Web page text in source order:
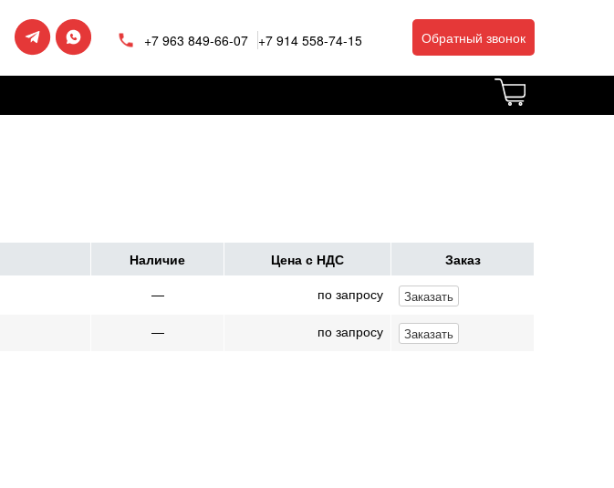
+7 963 849-66-07 +7 914 558-74-15 Обратный звонок
Наличие Цена с НДС
Заказ
— по запросу Заказать
— по запросу Заказать